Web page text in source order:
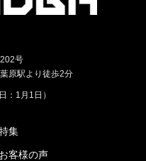
号
原駅より徒歩2分
：1月1日）
集
お客様の声